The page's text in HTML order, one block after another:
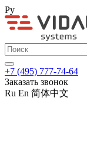
Ру
+7 (495) 777-74-64
Заказать звонок
Ru En 简体中文